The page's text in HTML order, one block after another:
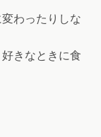
わったりしな
きなときに食